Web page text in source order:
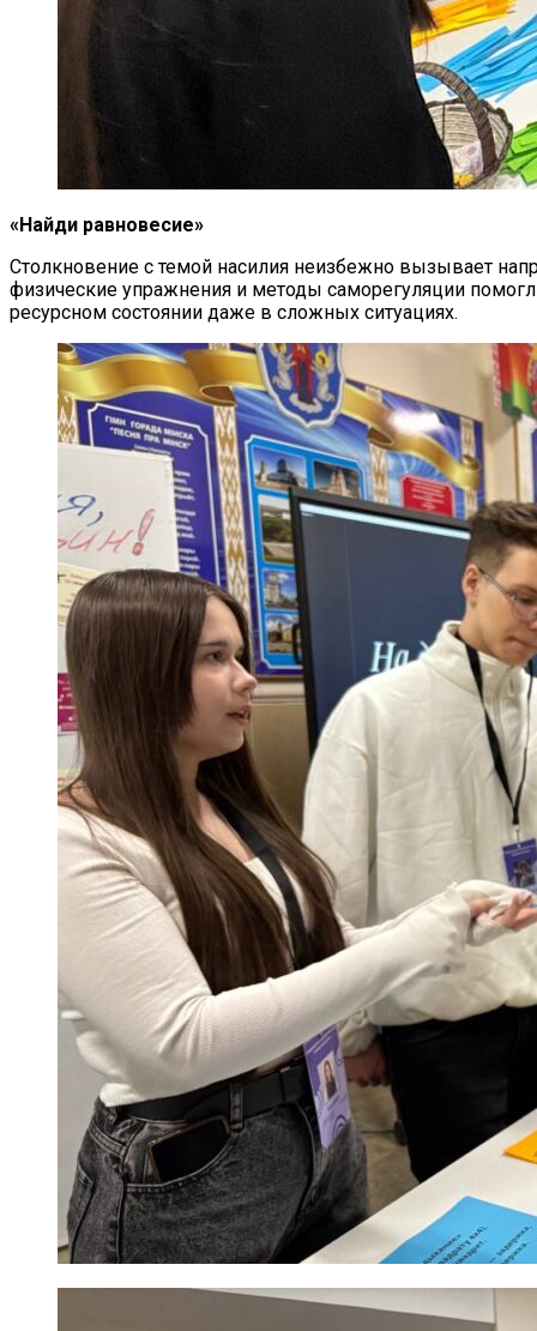
«Найди равновесие»
Столкновение с темой насилия неизбежно вызывает
физические упражнения и методы саморегуляции
ресурсном состоянии даже в сложных ситуациях.